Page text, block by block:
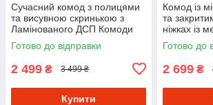
Сучасний комод з полицями
та висувною скринькою з
Ламінованого ДСП Комоди
для передпокою 80 см
шириною
Готово до відправки
2 499 ₴ 3 499 ₴
Купити
Комод із
та
ніжках із
стилі лофт
Готово до
2 699 ₴